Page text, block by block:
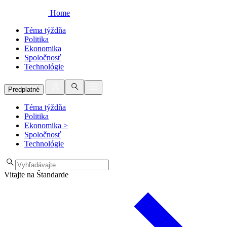
Home
Téma týždňa
Politika
Ekonomika
Spoločnosť
Technológie
Predplatné
Téma týždňa
Politika
Ekonomika >
Spoločnosť
Technológie
Vitajte na Štandarde